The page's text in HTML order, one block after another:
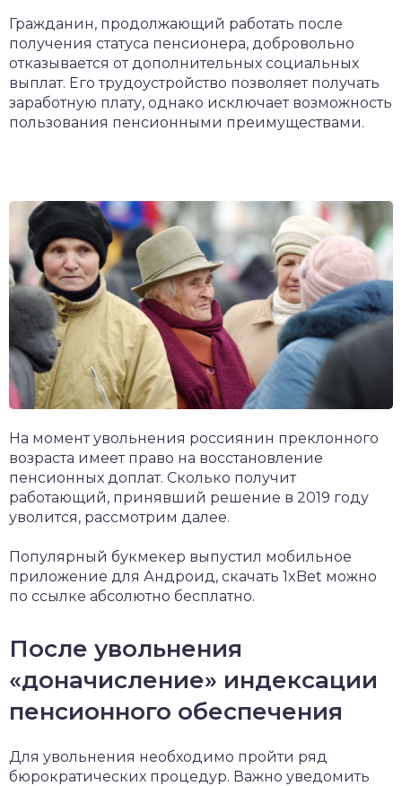
Гражданин, продолжающий работать после
получения статуса пенсионера, добровольно
отказывается от дополнительных социальных
выплат. Его трудоустройство позволяет получать
заработную плату, однако исключает возможность
пользования пенсионными преимуществами.
На момент увольнения россиянин преклонного
возраста имеет право на восстановление
пенсионных доплат. Сколько получит
работающий, принявший решение в 2019 году
уволится, рассмотрим далее.
Популярный букмекер выпустил мобильное
приложение для Андроид, скачать 1xBet можно
по ссылке абсолютно бесплатно.
После увольнения
«доначисление» индексации
пенсионного обеспечения
Для увольнения необходимо пройти ряд
бюрократических процедур. Важно уведомить
и уход